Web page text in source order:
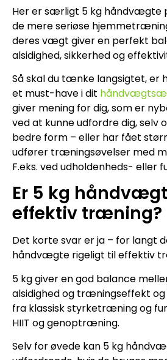
Her er særligt 5 kg håndvægte
de mere seriøse
deres vægt giver en perfekt
alsidighed, sikkerhed og
Så skal du tænke langsigtet, er
et must-have i dit
giver mening for dig, som er
ved at kunne udfordre dig, selv
bedre form – eller har fået
udfører træningsøvelser med
F.eks. ved udholdenheds- eller
Er 5 kg
effektiv træning?
Det korte svar er ja – for langt
håndvægte rigeligt til effektiv
5 kg giver en god balance
alsidighed og træningseffekt
fra klassisk styrketræning og
HIIT og genoptræning.
Selv for øvede kan 5 kg